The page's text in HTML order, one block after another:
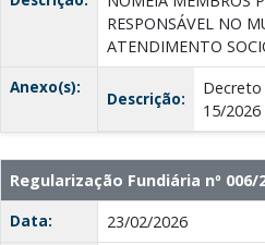
RESPONSÁVEL NO
ATENDIMENTO
Anexo(s):
Descrição:
Decreto
15/2026
Regularização Fundiária nº 006/
Data:
23/02/2026